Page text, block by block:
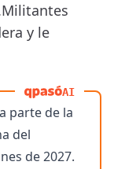
y le
AI
parte de la
del
de 2027.